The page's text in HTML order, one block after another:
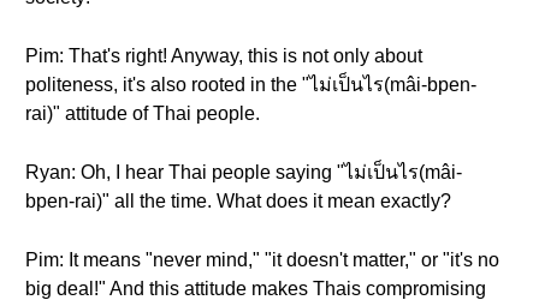
Pim: That's right! Anyway, this is not only about
politeness, it's also rooted in the "ไม่เป็นไร(mâi-bpen-
rai)" attitude of Thai people.
Ryan: Oh, I hear Thai people saying "ไม่เป็นไร(mâi-
bpen-rai)" all the time. What does it mean exactly?
Pim: It means "never mind," "it doesn't matter," or "it's no
big deal!" And this attitude makes Thais compromising